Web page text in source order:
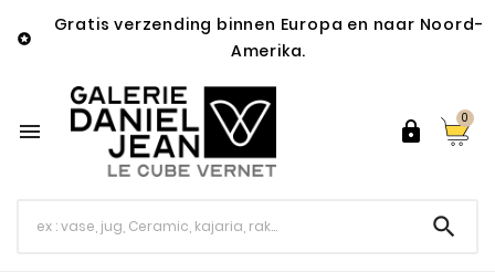

Gratis verzending binnen Europa en naar Noord-
Amerika.
 
0
